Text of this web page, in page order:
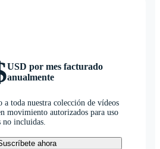
USD por mes facturado
anualmente
a toda nuestra colección de vídeos
movimiento autorizados para uso
no incluidas.
ahora